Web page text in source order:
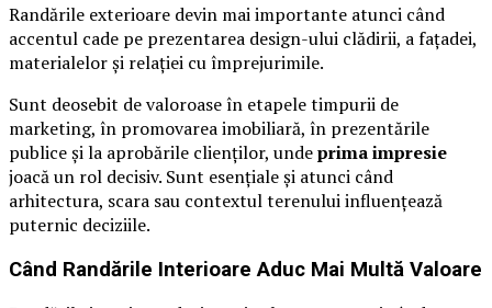
Randările exterioare devin mai importante atunci când
accentul cade pe prezentarea design-ului clădirii, a fațadei,
materialelor și relației cu împrejurimile.
Sunt deosebit de valoroase în etapele timpurii de
marketing, în promovarea imobiliară, în prezentările
publice și la aprobările clienților, undeprima impresie
joacă un rol decisiv. Sunt esențiale și atunci când
arhitectura, scara sau contextul terenului influențează
puternic deciziile.
Când Randările Interioare Aduc Mai Multă Valoare